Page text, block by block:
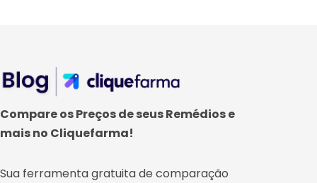
Compare os Preços de seus Remédios e
mais no Cliquefarma!
Sua ferramenta gratuita de comparação